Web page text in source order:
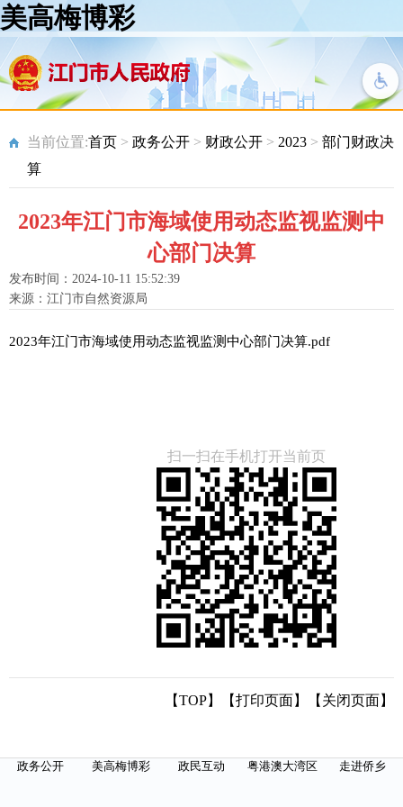
美高梅博彩
当前位置:首页 > 政务公开 > 财政公开 > 2023 > 部门财政决
算
2023年江门市海域使用动态监视监测中
心部门决算
发布时间：2024-10-11 15:52:39
来源：江门市自然资源局
2023年江门市海域使用动态监视监测中心部门决算.pdf
扫一扫在手机打开当前页
【TOP】 【打印页面】【 关闭页面】
政务公开 美高梅博彩 政民互动 粤港澳大湾区 走进侨乡